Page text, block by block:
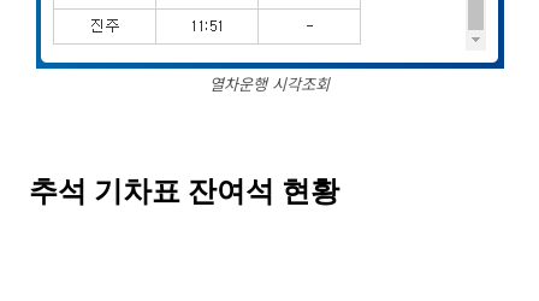
열차운행 시각조회
추석 기차표 잔여석 현황